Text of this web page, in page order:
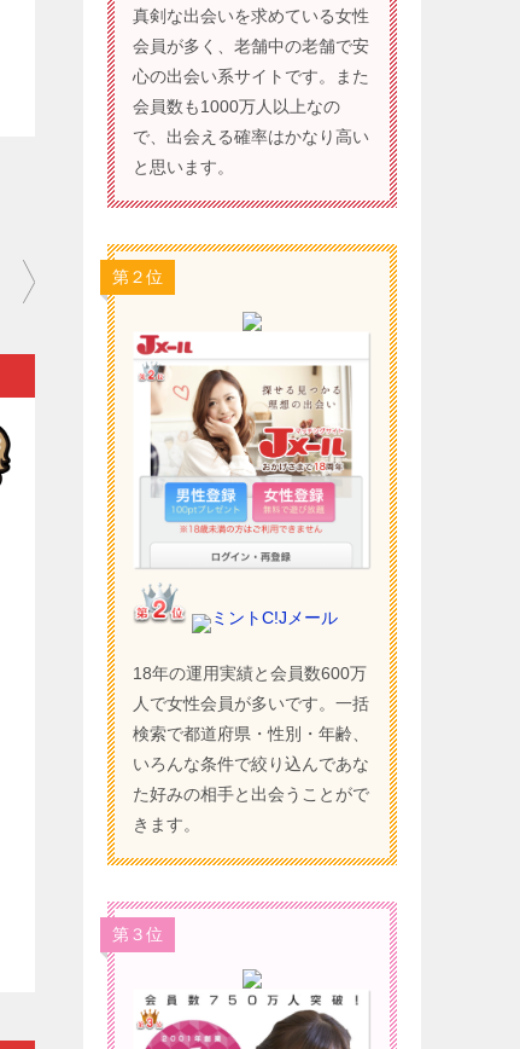
真剣な出会いを求めている女性
会員が多く、老舗中の老舗で安
心の出会い系サイトです。また
会員数も1000万人以上なの
で、出会える確率はかなり高い
と思います。
第２位
ミントC!Jメール
18年の運用実績と会員数600万
人で女性会員が多いです。一括
検索で都道府県・性別・年齢、
いろんな条件で絞り込んであな
た好みの相手と出会うことがで
きます。
第３位